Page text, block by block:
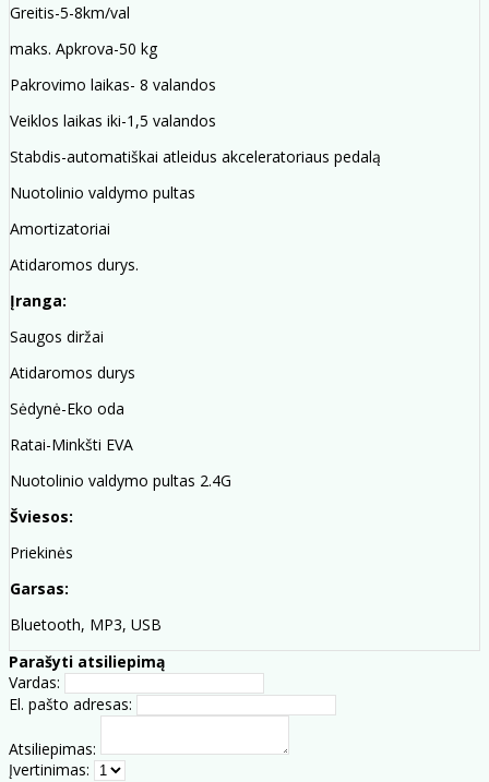
Greitis-5-8km/val
maks. Apkrova-50 kg
Pakrovimo laikas- 8 valandos
Veiklos laikas iki-1,5 valandos
Stabdis-automatiškai atleidus akceleratoriaus pedalą
Nuotolinio valdymo pultas
Amortizatoriai
Atidaromos durys.
Įranga:
Saugos diržai
Atidaromos durys
Sėdynė-Eko oda
Ratai-Minkšti EVA
Nuotolinio valdymo pultas 2.4G
Šviesos:
Priekinės
Garsas:
Bluetooth, MP3, USB
Parašyti atsiliepimą
Vardas:
El. pašto adresas:
Atsiliepimas:
Įvertinimas: